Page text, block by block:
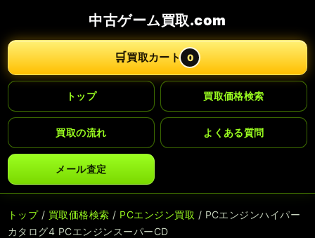
中古ゲーム買取.com
🛒買取カート 0
トップ 買取価格検索
買取の流れ よくある質問
メール査定
トップ/ 買取価格検索 / PCエンジン買取 / PCエンジンハイパー
カタログ4 PCエンジンスーパーCD